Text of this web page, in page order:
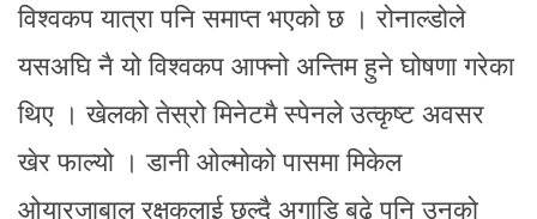
विश्वकप यात्रा पनि समाप्त भएको छ । रोनाल्डोले
यसअघि नै यो विश्वकप आफ्नो अन्तिम हुने घोषणा गरेका
थिए । खेलको तेस्रो मिनेटमै स्पेनले उत्कृष्ट अवसर
खेर फाल्यो । डानी ओल्मोको पासमा मिकेल
ओयारजाबाल रक्षकलाई छल्दै अगाडि बढे पनि उनको